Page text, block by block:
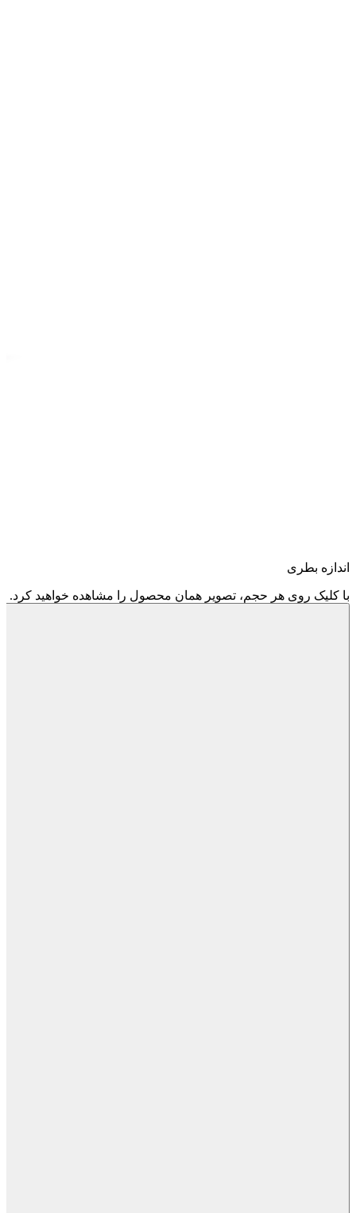
اندازه بطری
با کلیک روی هر حجم، تصویر همان محصول را مشاهده خواهید کرد.